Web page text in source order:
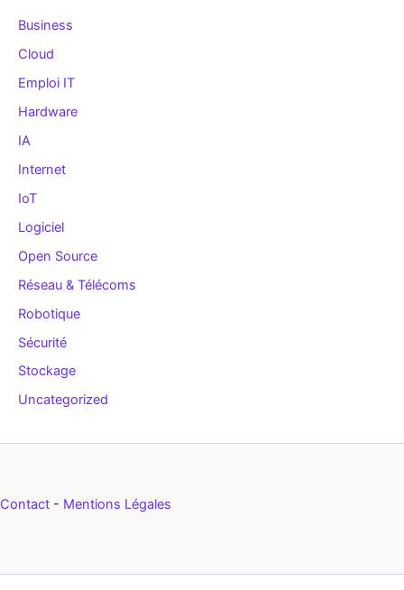
Business
Cloud
Emploi IT
Hardware
IA
Internet
IoT
Logiciel
Open Source
Réseau & Télécoms
Robotique
Sécurité
Stockage
Uncategorized
Contact - Mentions Légales